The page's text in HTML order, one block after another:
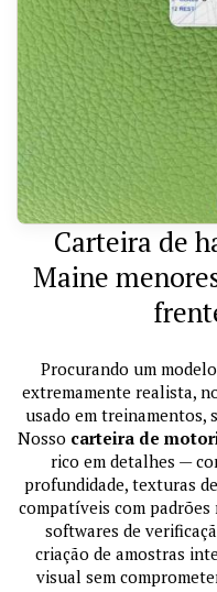
Carteira de
Maine
Procurando um
extremamente realista,
usado em treinamentos,
Nosso carteira de
rico em detalhes —
profundidade, texturas
compatíveis com padrões
softwares de
criação de amostras
visual sem